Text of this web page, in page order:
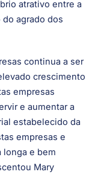
muito satisfeita
Congratulo-
destes
atrativo entre a
agrado dos
continua a ser
crescimento
empresas
e aumentar a
estabelecido da